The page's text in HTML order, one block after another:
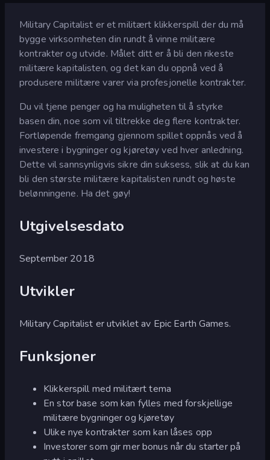
Military Capitalist er et militært klikkerspill der du må
bygge virksomheten din rundt å vinne militære
kontrakter og utvide. Målet ditt er å bli den rikeste
militære kapitalisten, og det kan du oppnå ved å
produsere militære varer via profesjonelle kontrakter.
Du vil tjene penger og ha muligheten til å styrke
basen din, noe som vil tiltrekke deg flere kontrakter.
Fortløpende fremgang gjennom spillet oppnås ved å
investere i bygninger og kjøretøy ved hver anledning.
Dette vil sannsynligvis sikre din suksess, slik at du kan
bli den største militære kapitalisten rundt og høste
belønningene. Ha det gøy!
Utgivelsesdato
September 2018
Utvikler
Military Capitalist er utviklet av Epic Earth Games.
Funksjoner
Klikkerspill med militært tema
En stor base som kan fylles med forskjellige
militære bygninger og kjøretøy
Ulike nye kontrakter som kan låses opp
Investorer som gir mer bonus når du starter på